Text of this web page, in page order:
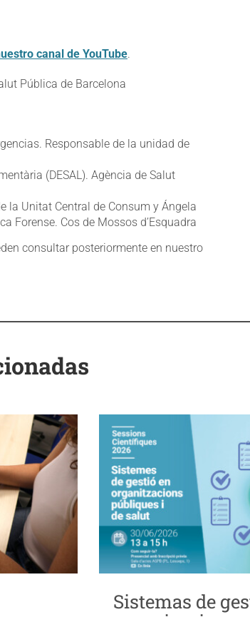
canal de YouTube.
Pública de Barcelona
Responsable de la unidad de
(DESAL). Agència de Salut
la Unitat Central de Consum y Ángela
Forense. Cos de Mossos d’Esquadra
consultar posteriormente en nuestro
Sistemas de